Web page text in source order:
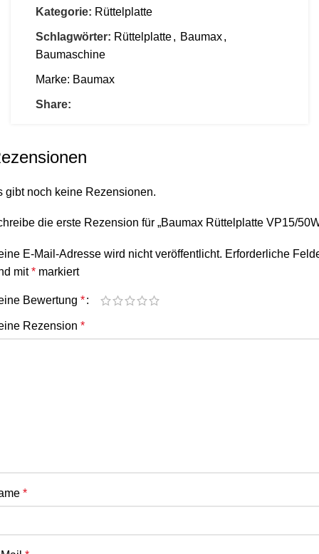
Kategorie: Rüttelplatte
Schlagwörter: Rüttelplatte, Baumax,
Baumaschine
Marke: Baumax
Share:
gibt noch keine Rezensionen.
die erste Rezension für „Baumax Rüttelplatte VP15/
E-Mail-Adresse wird nicht veröffentlicht. Erforderliche
mit* markiert
Bewertung *
Rezension *
*